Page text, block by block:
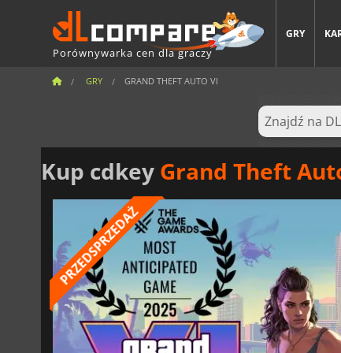
Porównywarka cen dla graczy
GRY
GRY GRAND THEFT AUTO VI
Kup cdkey Grand Theft